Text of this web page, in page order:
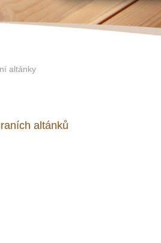
altánky
altánků